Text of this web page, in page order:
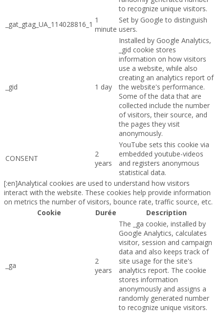
to recognize unique visitors.
_gat_gtag_UA_114028816_1 1
minute
Set by Google to distinguish
users.
_gid 1 day
Installed by Google Analytics,
_gid cookie stores
information on how visitors
use a website, while also
creating an analytics report of
the website's performance.
Some of the data that are
collected include the number
of visitors, their source, and
the pages they visit
anonymously.
CONSENT
2
years
YouTube sets this cookie via
embedded youtube-videos
and registers anonymous
statistical data.
[:en]Analytical cookies are used to understand how visitors
interact with the website. These cookies help provide information
on metrics the number of visitors, bounce rate, traffic source, etc.
Cookie
Durée Description
_ga
2
years
The _ga cookie, installed by
Google Analytics, calculates
visitor, session and campaign
data and also keeps track of
site usage for the site's
analytics report. The cookie
stores information
anonymously and assigns a
randomly generated number
to recognize unique visitors.